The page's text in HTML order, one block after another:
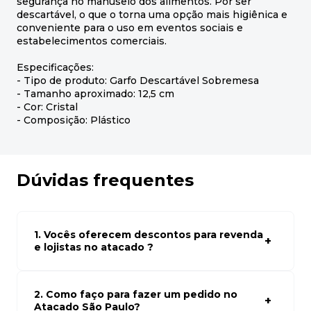
descartável, o que o torna uma opção mais higiênica e
conveniente para o uso em eventos sociais e
estabelecimentos comerciais.
Especificações:
- Tipo de produto: Garfo Descartável Sobremesa
- Tamanho aproximado: 12,5 cm
- Cor: Cristal
- Composição: Plástico
Dúvidas frequentes
1. Vocês oferecem descontos para revenda
e lojistas no atacado ?
atacado empresas e compre com os melhores preços
para seu modelo de negócio
2. Como faço para fazer um pedido no
Atacado São Paulo?